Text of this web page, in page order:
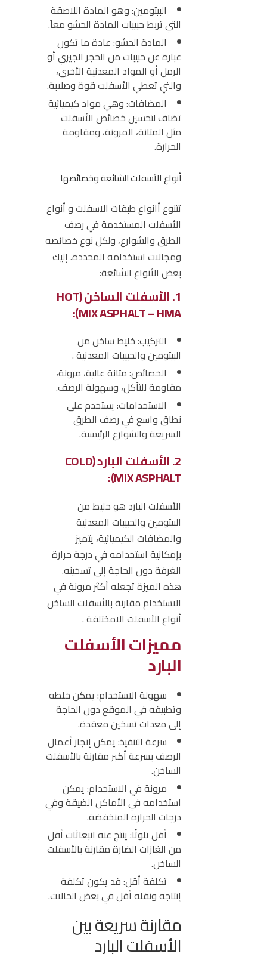
البيتومين:وهو المادة اللاصقة
التي تربط حبيبات المادة الحشو معاً.
المادة الحشو:عادة ما تكون
عبارة عن حبيبات من الحجر الجيري أو
الرمل أو المواد المعدنية الأخرى،
والتي تعطي الأسفلت قوة وصلابة.
المضافات:وهي مواد كيميائية
تضاف لتحسين خصائص الأسفلت
مثل المتانة، المرونة، ومقاومة
الحرارة.
أنواع الأسفلت الشائعة وخصائصها
تتنوع أانواع طبقات الاسفلت و أنواع
الأسفلت المستخدمة في رصف
الطرق والشوارع، ولكل نوع خصائصه
ومجالات استخدامه المحددة. إليك
بعض الأنواع الشائعة:
1. الأسفلت الساخن (HOT
MIX ASPHALT – HMA):
التركيب:خليط ساخن من
البيتومين والحبيبات المعدنية .
الخصائص:متانة عالية، مرونة،
مقاومة للتآكل، وسهولة الرصف.
الاستخدامات: يستخدم على
نطاق واسع في رصف الطرق
السريعة والشوارع الرئيسية.
2. الأسفلت البارد (COLD
MIX ASPHALT):
الأسفلت البارد هو خليط من
البيتومين والحبيبات المعدنية
والمضافات الكيميائية، يتميز
بإمكانية استخدامه في درجة حرارة
الغرفة دون الحاجة إلى تسخينه.
هذه الميزة تجعله أكثر مرونة في
الاستخدام مقارنة بالأسفلت الساخن
أنواع الأسفلت الامختلفة .
مميزات الأسفلت
البارد
سهولة الاستخدام: يمكن خلطه
وتطبيقه في الموقع دون الحاجة
إلى معدات تسخين معقدة.
سرعة التنفيذ: يمكن إنجاز أعمال
الرصف بسرعة أكبر مقارنة بالأسفلت
الساخن.
مرونة في الاستخدام: يمكن
استخدامه في الأماكن الضيقة وفي
درجات الحرارة المنخفضة.
أقل تلوثًا: ينتج عنه انبعاثات أقل
من الغازات الضارة مقارنة بالأسفلت
الساخن.
تكلفة أقل:قد يكون تكلفة
إنتاجه ونقله أقل في بعض الحالات.
مقارنة سريعة بين
الأسفلت البارد